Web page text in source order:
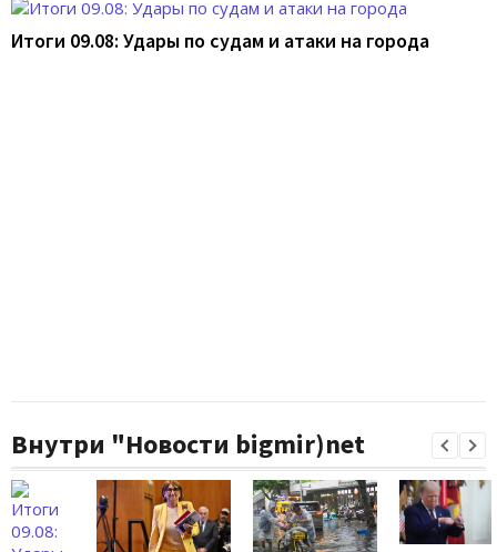
Итоги 09.08: Удары по судам и атаки на города
Внутри "Новости bigmir)net